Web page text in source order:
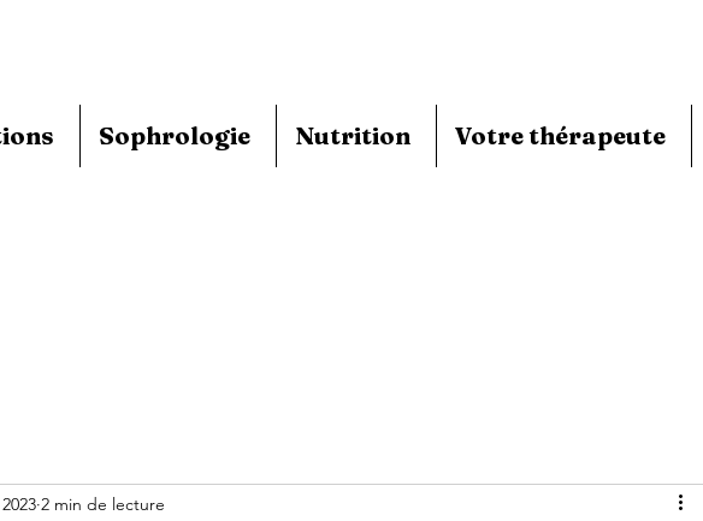
Sophrologie Nutrition Votre thérapeute
2 min de lecture